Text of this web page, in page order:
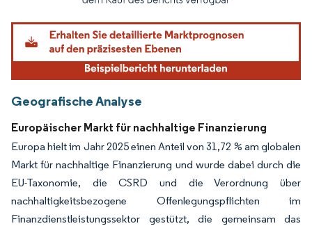
Geografische Analyse
Europäischer Markt für nachhaltige Finanzierung
Europa hielt im Jahr 2025 einen Anteil von 31,72 % am globalen
Markt für nachhaltige Finanzierung und wurde dabei durch die
EU-Taxonomie, die CSRD und die Verordnung über
nachhaltigkeitsbezogene Offenlegungspflichten im
Finanzdienstleistungssektor gestützt, die gemeinsam das